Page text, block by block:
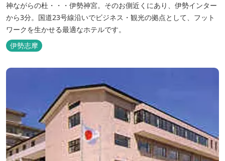
神ながらの杜・・・伊勢神宮。そのお側近くにあり、伊勢インター
から3分。国道23号線沿いでビジネス・観光の拠点として、フット
ワークを生かせる最適なホテルです。
伊勢志摩